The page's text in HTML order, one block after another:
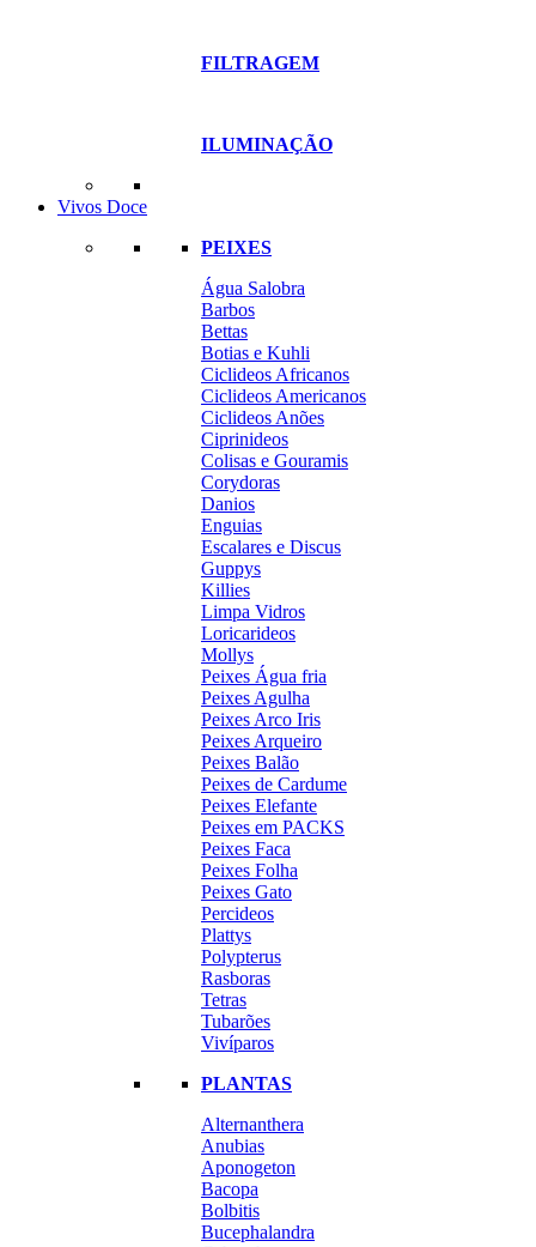
FILTRAGEM
ILUMINAÇÃO
Vivos Doce
PEIXES
Água Salobra
Barbos
Bettas
Botias e Kuhli
Ciclideos Africanos
Ciclideos Americanos
Ciclideos Anões
Ciprinideos
Colisas e Gouramis
Corydoras
Danios
Enguias
Escalares e Discus
Guppys
Killies
Limpa Vidros
Loricarideos
Mollys
Peixes Água fria
Peixes Agulha
Peixes Arco Iris
Peixes Arqueiro
Peixes Balão
Peixes de Cardume
Peixes Elefante
Peixes em PACKS
Peixes Faca
Peixes Folha
Peixes Gato
Percideos
Plattys
Polypterus
Rasboras
Tetras
Tubarões
Vivíparos
PLANTAS
Alternanthera
Anubias
Aponogeton
Bacopa
Bolbitis
Bucephalandra